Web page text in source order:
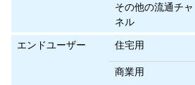
その他の流通チャ
ネル
エンドユーザー
住宅用
商業用